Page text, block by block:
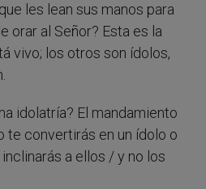
les lean sus manos para
orar al Señor? Esta es la
vivo; los otros son ídolos,
idolatría? El mandamiento
te convertirás en un ídolo o
a ellos / y no los